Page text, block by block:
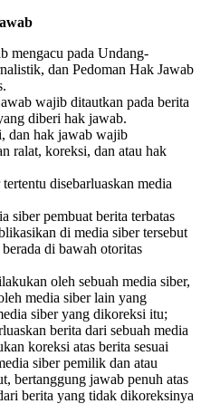
mengacu pada Undang-
dan Pedoman Hak Jawab
wajib ditautkan pada berita
diberi hak jawab.
dan hak jawab wajib
ralat, koreksi, dan atau hak
disebarluaskan media
siber pembuat berita terbatas
di media siber tersebut
di bawah otoritas
oleh sebuah media siber,
media siber lain yang
siber yang dikoreksi itu;
berita dari sebuah media
koreksi atas berita sesuai
siber pemilik dan atau
bertanggung jawab penuh atas
berita yang tidak dikoreksinya